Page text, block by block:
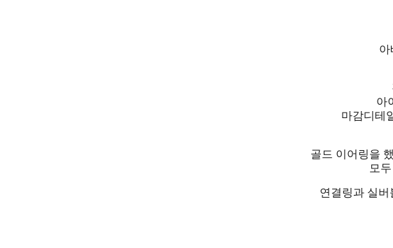
아
아
마감디테
골드 이어링을
모
연결링과 실버